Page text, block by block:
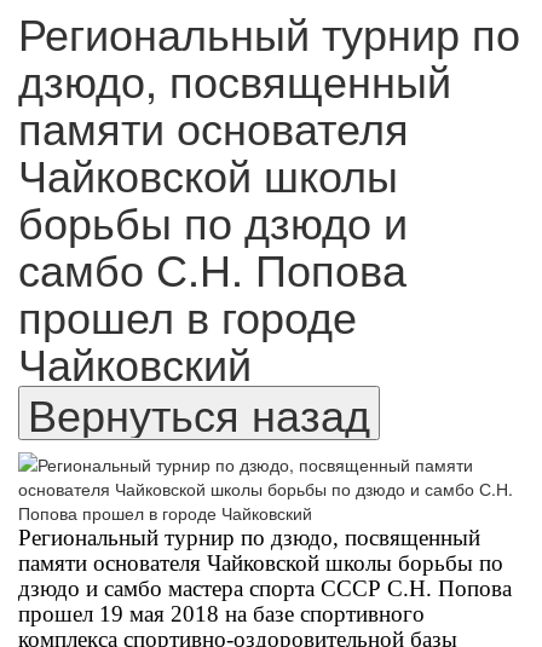
Региональный турнир по
дзюдо, посвященный
памяти основателя
Чайковской школы
борьбы по дзюдо и
самбо С.Н. Попова
прошел в городе
Чайковский
Региональный турнир по дзюдо, посвященный
памяти основателя Чайковской школы борьбы по
дзюдо и самбо мастера спорта СССР С.Н. Попова
прошел 19 мая 2018 на базе спортивного
комплекса спортивно-оздоровительной базы